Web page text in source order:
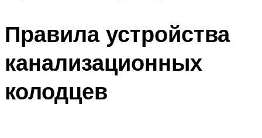
Правила устройства
канализационных
колодцев